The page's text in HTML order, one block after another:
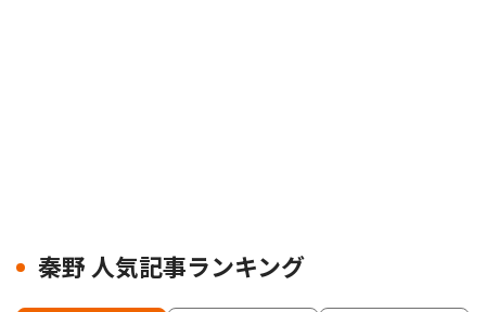
秦野 人気記事ランキング